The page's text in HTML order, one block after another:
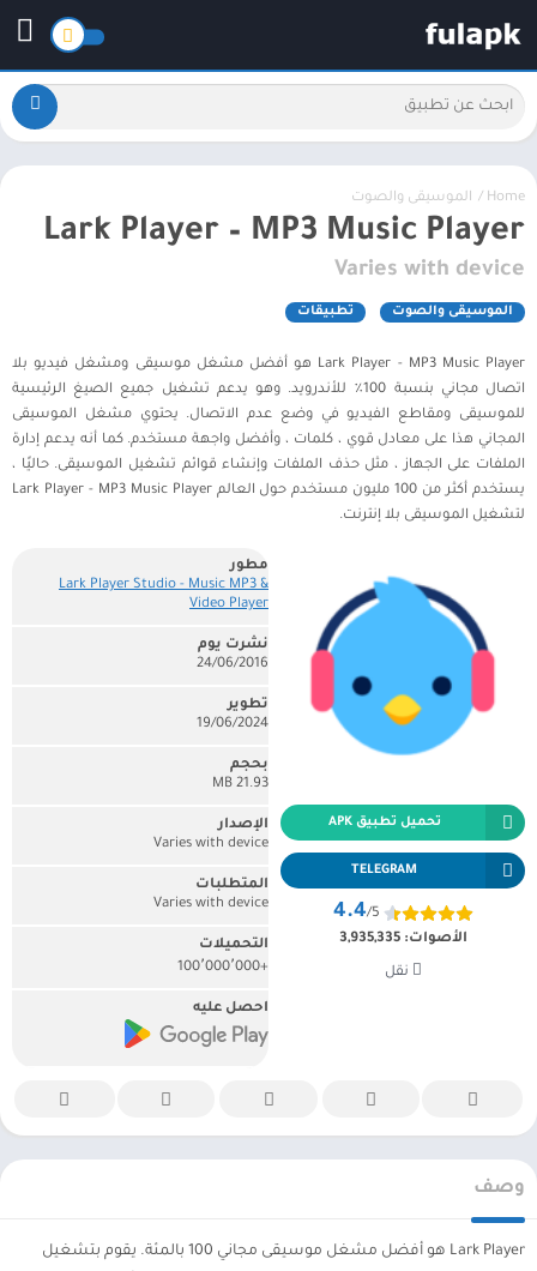
Home
/ الموسيقى والصوت
Lark Player – MP3 Music Player
Varies with device
الموسيقى والصوت تطبيقات
Lark Player - MP3 Music Player هو أفضل مشغل موسيقى ومشغل فيديو بلا
اتصال مجاني بنسبة 100٪ للأندرويد. وهو يدعم تشغيل جميع الصيغ الرئيسية
للموسيقى ومقاطع الفيديو في وضع عدم الاتصال. يحتوي مشغل الموسيقى
المجاني هذا على معادل قوي ، كلمات ، وأفضل واجهة مستخدم. كما أنه يدعم إدارة
الملفات على الجهاز ، مثل حذف الملفات وإنشاء قوائم تشغيل الموسيقى. حاليًا ،
يستخدم أكثر من 100 مليون مستخدم حول العالم Lark Player - MP3 Music Player
لتشغيل الموسيقى بلا إنترنت.
تحميل تطبيق APK
TELEGRAM
4.4/5
الأصوات:3,935,335
نقل
مطور
Lark Player Studio - Music MP3 &
Video Player
نشرت يوم
24/06/2016
تطوير
19/06/2024
بحجم
21.93 MB
الإصدار
Varies with device
المتطلبات
Varies with device
التحميلات
+100٬000٬000
احصل عليه
وصف
Lark Player هو أفضل مشغل موسيقى مجاني 100 بالمئة. يقوم بتشغيل